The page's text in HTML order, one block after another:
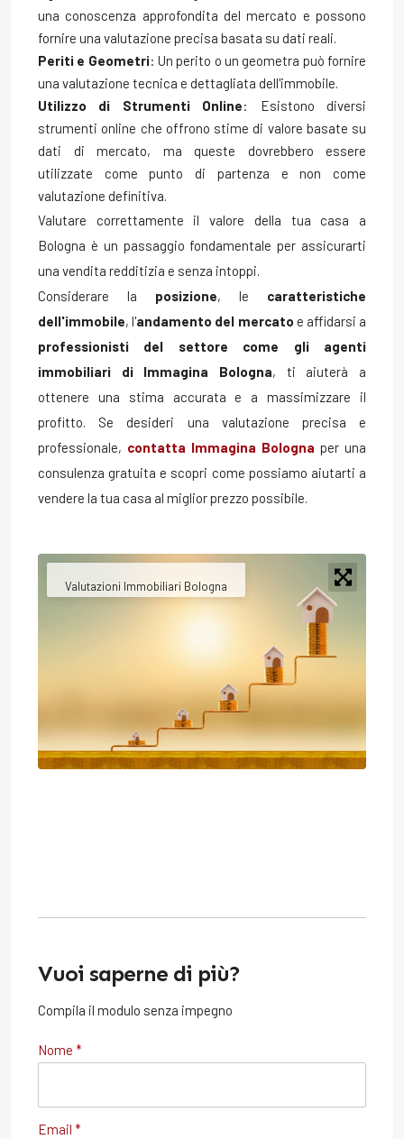
una conoscenza approfondita del mercato e possono
fornire una valutazione precisa basata su dati reali.
Periti e Geometri: Un perito o un geometra può fornire
una valutazione tecnica e dettagliata dell'immobile.
Utilizzo di Strumenti Online: Esistono diversi
strumenti online che offrono stime di valore basate su
dati di mercato, ma queste dovrebbero essere
utilizzate come punto di partenza e non come
valutazione definitiva.
Valutare correttamente il valore della tua casa a
Bologna è un passaggio fondamentale per assicurarti
una vendita redditizia e senza intoppi.
Considerare la posizione, le caratteristiche
dell'immobile, l'andamento del mercato e affidarsi a
professionisti del settore come gli agenti
immobiliari di Immagina Bologna, ti aiuterà a
ottenere una stima accurata e a massimizzare il
profitto. Se desideri una valutazione precisa e
professionale, contatta Immagina Bologna per una
consulenza gratuita e scopri come possiamo aiutarti a
vendere la tua casa al miglior prezzo possibile.
Valutazioni Immobiliari Bologna
Vuoi saperne di più?
Compila il modulo senza impegno
Nome *
Email *